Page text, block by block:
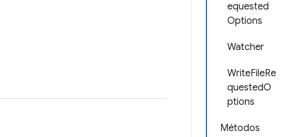
equested
Options
Watcher
WriteFileRe
questedO
ptions
Métodos